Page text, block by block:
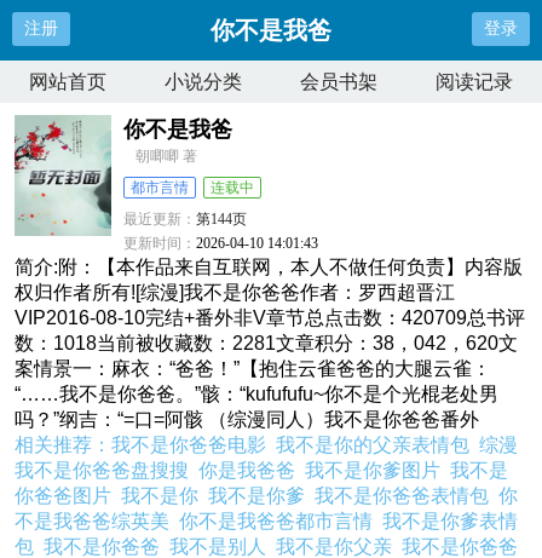
注册 你不是我爸 登录
网站首页 小说分类 会员书架 阅读记录
你不是我爸
朝唧唧 著
都市言情
连载中
最近更新：第144页
更新时间：2026-04-10 14:01:43
简介:附：【本作品来自互联网，本人不做任何负责】内容版
权归作者所有![综漫]我不是你爸爸作者：罗西超晋江
VIP2016-08-10完结+番外非V章节总点击数：420709总书评
数：1018当前被收藏数：2281文章积分：38，042，620文
案情景一：麻衣：“爸爸！”【抱住云雀爸爸的大腿云雀：
“……我不是你爸爸。”骸：“kufufufu~你不是个光棍老处男
吗？”纲吉：“=口=阿骸 （综漫同人）我不是你爸爸番外
相关推荐：我不是你爸爸电影我不是你的父亲表情包综漫
我不是你爸爸盘搜搜你是我爸爸我不是你爹图片我不是
你爸爸图片我不是你我不是你爹我不是你爸爸表情包你
不是我爸爸综英美你不是我爸爸都市言情我不是你爹表情
包我不是你爸爸我不是别人我不是你父亲我不是你爸爸